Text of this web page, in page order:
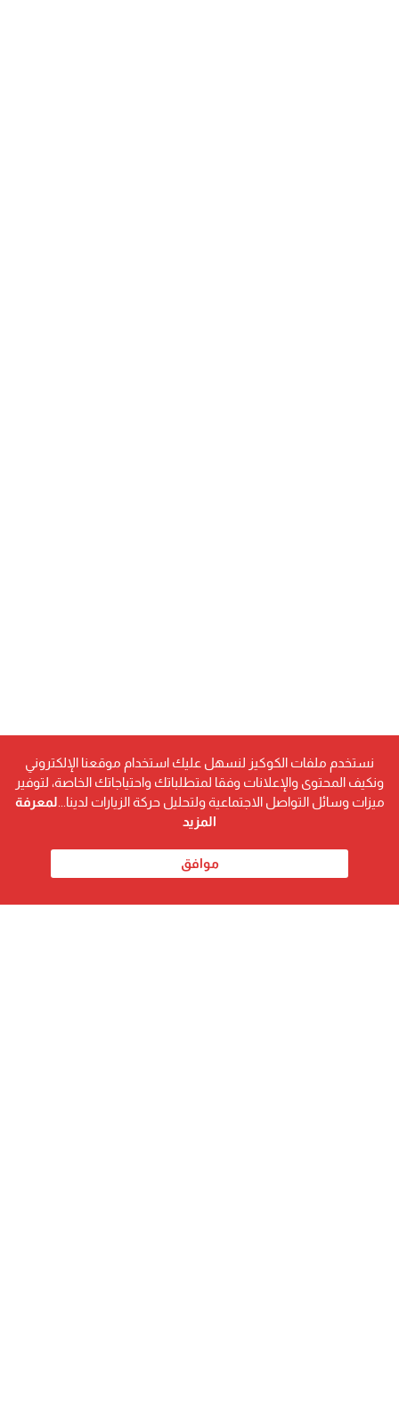
نستخدم ملفات الكوكيز لنسهل عليك استخدام موقعنا الإلكتروني
ونكيف المحتوى والإعلانات وفقا لمتطلباتك واحتياجاتك الخاصة، لتوفير
ميزات وسائل التواصل الاجتماعية ولتحليل حركة الزيارات لدينا... لمعرفة
المزيد
موافق